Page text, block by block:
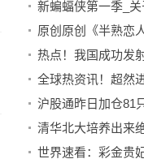
新蝙蝠侠第一季_
热点！我国成功发
沪股通昨日加仓81